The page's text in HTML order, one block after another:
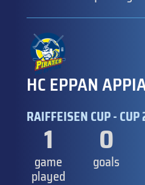
HC EPPAN
RAIFFEISEN CUP -
1
game
played
0
goals